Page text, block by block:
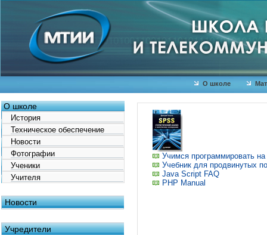
О школе
О школе
История
Техническое обеспечение
Новости
Фотографии
Ученики
Учителя
Новости
Учредители
Учимся программировать
Учебник для продвинутых
Java Script FAQ
PHP Manual